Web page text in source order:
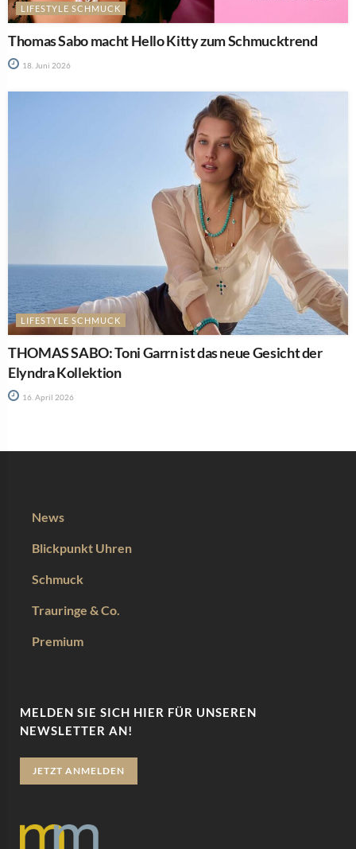
LIFESTYLE SCHMUCK
Thomas Sabo macht Hello Kitty zum Schmucktrend
18. Juni 2026
LIFESTYLE SCHMUCK
THOMAS SABO: Toni Garrn ist das neue Gesicht der
Elyndra Kollektion
16. April 2026
News
Blickpunkt Uhren
Schmuck
Trauringe & Co.
Premium
MELDEN SIE SICH HIER FÜR UNSEREN
NEWSLETTER AN!
JETZT ANMELDEN